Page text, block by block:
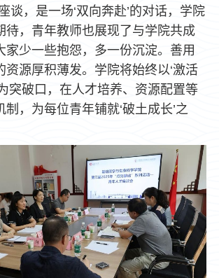
谈，是一场‘双向奔赴’的对话，学院
待，青年教师也展现了与学院共成
家少一些抱怨，多一份沉淀。善用
资源厚积薄发。学院将始终以‘激活
突破口，在人才培养、资源配置等
，为每位青年铺就‘破土成长’之